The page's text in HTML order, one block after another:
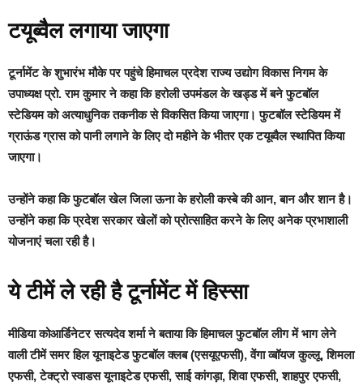
टयूब्वैल लगाया जाएगा
टूर्नामेंट के शुभारंभ मौके पर पहुंचे हिमाचल प्रदेश राज्य उद्योग विकास निगम के
उपाध्यक्ष प्रो. राम कुमार ने कहा कि हरोली उपमंडल के खड्ड में बने फुटबॉल
स्टेडियम को अत्याधुनिक तकनीक से विकसित किया जाएगा। फुटबॉल स्टेडियम में
ग्राऊंड ग्रास को पानी लगाने के लिए दो महीने के भीतर एक टयूब्वैल स्थापित किया
जाएगा।
उन्होंने कहा कि फुटबॉल खेल जिला ऊना के हरोली कस्बे की आन, बान और शान है।
उन्होंने कहा कि प्रदेश सरकार खेलों को प्रोत्साहित करने के लिए अनेक प्रभाशाली
योजनाएं चला रही है।
ये टीमें ले रही है टूर्नामेंट में हिस्सा
मीडिया कोआर्डिनेटर सत्यदेव शर्मा ने बताया कि हिमाचल फुटबॉल लीग में भाग लेने
वाली टीमें समर हिल यूनाइटेड फुटबॉल क्लब (एसयूएफसी), वेंगा व्बॉयज कुल्लू, शिमला
एफसी, टेक्ट्रो स्वाडस यूनाइटेड एफसी, साई कांगड़ा, शिवा एफसी, शाहपुर एफसी,